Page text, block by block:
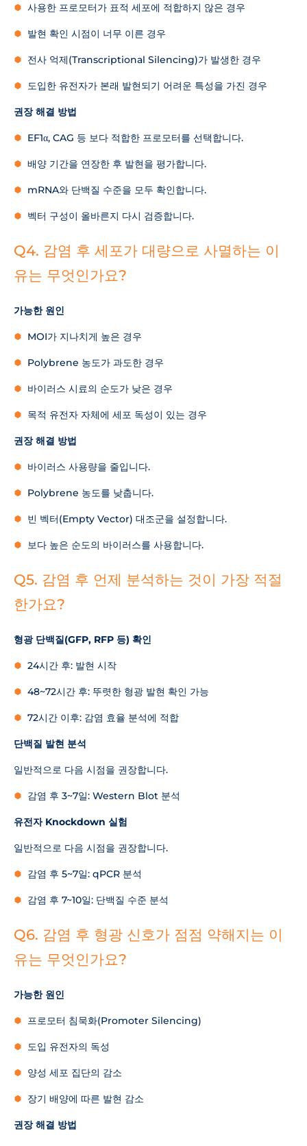
사용한 프로모터가 표적 세포에 적합하지 않은 경우
발현 확인 시점이 너무 이른 경우
전사 억제(Transcriptional Silencing)가 발생한 경우
도입한 유전자가 본래 발현되기 어려운 특성을 가진 경우
권장 해결 방법
EF1α, CAG 등 보다 적합한 프로모터를 선택합니다.
배양 기간을 연장한 후 발현을 평가합니다.
mRNA와 단백질 수준을 모두 확인합니다.
벡터 구성이 올바른지 다시 검증합니다.
Q4. 감염 후 세포가 대량으로 사멸하는 이
유는 무엇인가요?
가능한 원인
MOI가 지나치게 높은 경우
Polybrene 농도가 과도한 경우
바이러스 시료의 순도가 낮은 경우
목적 유전자 자체에 세포 독성이 있는 경우
권장 해결 방법
바이러스 사용량을 줄입니다.
Polybrene 농도를 낮춥니다.
빈 벡터(Empty Vector) 대조군을 설정합니다.
보다 높은 순도의 바이러스를 사용합니다.
Q5. 감염 후 언제 분석하는 것이 가장 적절
한가요?
형광 단백질(GFP, RFP 등) 확인
24시간 후: 발현 시작
48~72시간 후: 뚜렷한 형광 발현 확인 가능
72시간 이후: 감염 효율 분석에 적합
단백질 발현 분석
일반적으로 다음 시점을 권장합니다.
감염 후 3~7일: Western Blot 분석
유전자 Knockdown 실험
일반적으로 다음 시점을 권장합니다.
감염 후 5~7일: qPCR 분석
감염 후 7~10일: 단백질 수준 분석
Q6. 감염 후 형광 신호가 점점 약해지는 이
유는 무엇인가요?
가능한 원인
프로모터 침묵화(Promoter Silencing)
도입 유전자의 독성
양성 세포 집단의 감소
장기 배양에 따른 발현 감소
권장 해결 방법